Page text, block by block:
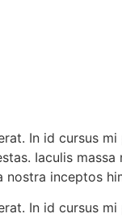
In id cursus
Iaculis massa
inceptos
In id cursus